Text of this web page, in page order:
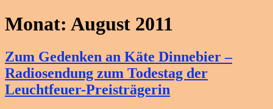
Monat: August 2011
Zum Gedenken an Käte Dinnebier –
Radiosendung zum Todestag der
Leuchtfeuer-Preisträgerin